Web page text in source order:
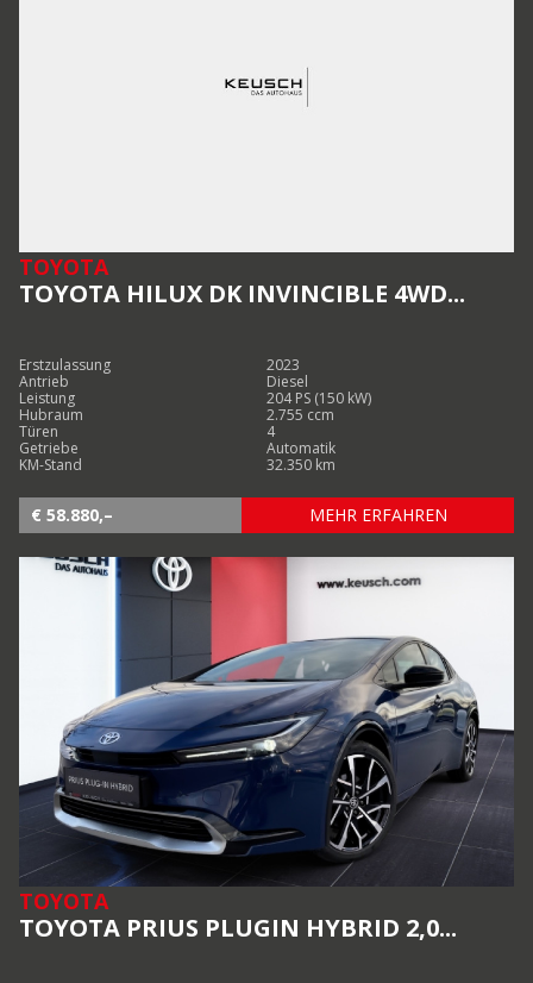
TOYOTA
TOYOTA HILUX DK INVINCIBLE 4WD...
Erstzulassung
2023
Antrieb
Diesel
Leistung
204 PS (150 kW)
Hubraum
2.755 ccm
Türen
4
Getriebe
Automatik
KM-Stand
32.350 km
€ 58.880,– MEHR ERFAHREN
TOYOTA
TOYOTA PRIUS PLUGIN HYBRID 2,0...